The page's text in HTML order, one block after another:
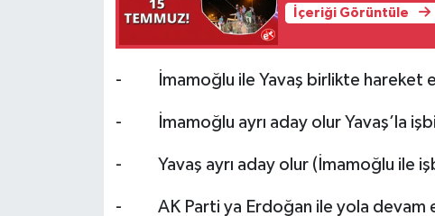
İçeriği Görüntüle
- İmamoğlu ile Yavaş birlikte hareket
- İmamoğlu ayrı aday olur Yavaş’la
- Yavaş ayrı aday olur (İmamoğlu ile
- AK Parti ya Erdoğan ile yola devam